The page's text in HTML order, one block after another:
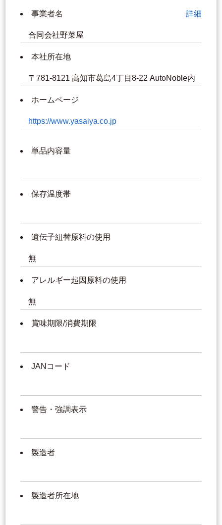
事業者名 詳細
合同会社野菜屋
本社所在地
〒781-8121 高知市葛島4丁目8-22 AutoNoble内
ホームページ
https://www.yasaiya.co.jp
単品内容量
保存温度帯
遺伝子組替原料の使用
無
アレルギー起因原料の使用
無
賞味期限/消費期限
JANコード
警告・強調表示
製造者
製造者所在地